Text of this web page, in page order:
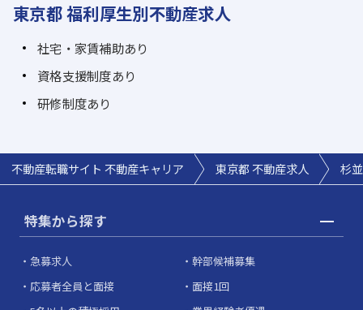
東京都 福利厚生別不動産求人
社宅・家賃補助あり
資格支援制度あり
研修制度あり
不動産転職サイト 不動産キャリア 東京都 不動産求人 杉
特集から探す
急募求人
幹部候補募集
応募者全員と面接
面接1回